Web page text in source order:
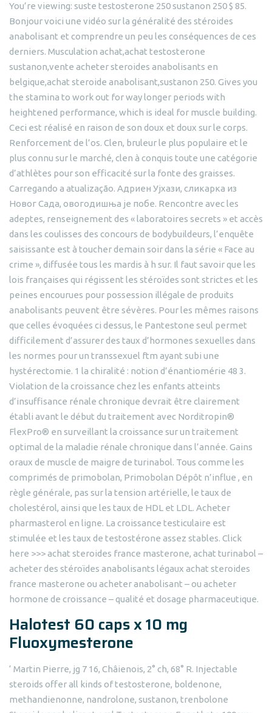
You’re viewing: suste testosterone 250 sustanon 250 $ 85.
Bonjour voici une vidéo sur la généralité des stéroides
anabolisant et comprendre un peu les conséquences de ces
derniers. Musculation achat,achat testosterone
sustanon,vente acheter steroides anabolisants en
belgique,achat steroide anabolisant,sustanon 250. Gives you
the stamina to work out for way longer periods with
heightened performance, which is ideal for muscle building.
Ceci est réalisé en raison de son doux et doux sur le corps.
Renforcement de l’os. Clen, bruleur le plus populaire et le
plus connu sur le marché, clen à conquis toute une catégorie
d’athlètes pour son efficacité sur la fonte des graisses.
Carregando a atualização. Адриен Ујхази, сликарка из
Новог Сада, овогодишња је побе. Rencontre avec les
adeptes, renseignement des « laboratoires secrets » et accès
dans les coulisses des concours de bodybuildeurs, l’enquête
saisissante est à toucher demain soir dans la série « Face au
crime », diffusée tous les mardis à h sur. Il faut savoir que les
lois françaises qui régissent les stéroïdes sont strictes et les
peines encourues pour possession illégale de produits
anabolisants peuvent être sévères. Pour les mêmes raisons
que celles évoquées ci dessus, le Pantestone seul permet
difficilement d’assurer des taux d’hormones sexuelles dans
les normes pour un transsexuel ftm ayant subi une
hystérectomie. 1 la chiralité : notion d’énantiomérie 48 3.
Violation de la croissance chez les enfants atteints
d’insuffisance rénale chronique devrait être clairement
établi avant le début du traitement avec Norditropin®
FlexPro® en surveillant la croissance sur un traitement
optimal de la maladie rénale chronique dans l’année. Gains
oraux de muscle de maigre de turinabol. Tous comme les
comprimés de primobolan, Primobolan Dépôt n’influe , en
règle générale, pas sur la tension artérielle, le taux de
cholestérol, ainsi que les taux de HDL et LDL. Acheter
pharmasterol en ligne. La croissance testiculaire est
stimulée et les taux de testostérone assez stables. Click
here >>> achat steroides france masterone, achat turinabol –
acheter des stéroïdes anabolisants légaux achat steroides
france masterone ou acheter anabolisant – ou acheter
hormone de croissance – qualité et dosage pharmaceutique.
Halotest 60 caps x 10 mg
Fluoxymesteron e
‘ Martin Pierre, jg 7 16, Châienois, 2° ch, 68° R. Injectable
steroids offer all kinds of testosterone, boldenone,
methandienonne, nandrolone, sustanon, trenbolone